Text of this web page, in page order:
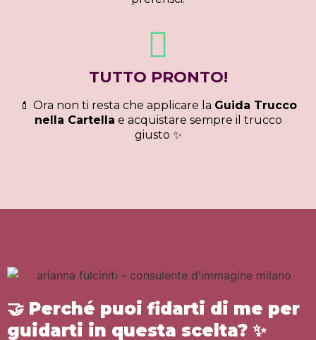
TUTTO PRONTO!
💄 Ora non ti resta che applicare la Guida Trucco
nella Cartella e acquistare sempre il trucco
giusto ✨
🤝 Perché puoi fidarti di me per
guidarti in questa scelta? ✨